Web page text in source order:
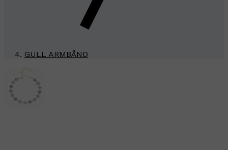
GULL ARMBÅND